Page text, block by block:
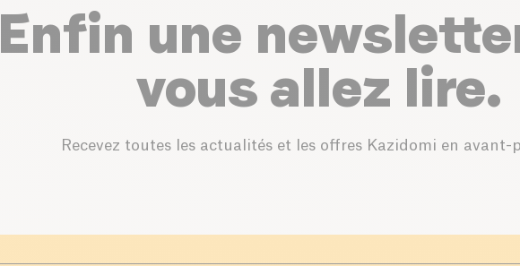
Enfin une
vous allez lire.
Recevez toutes les actualités et les offres Kazidomi en avant-